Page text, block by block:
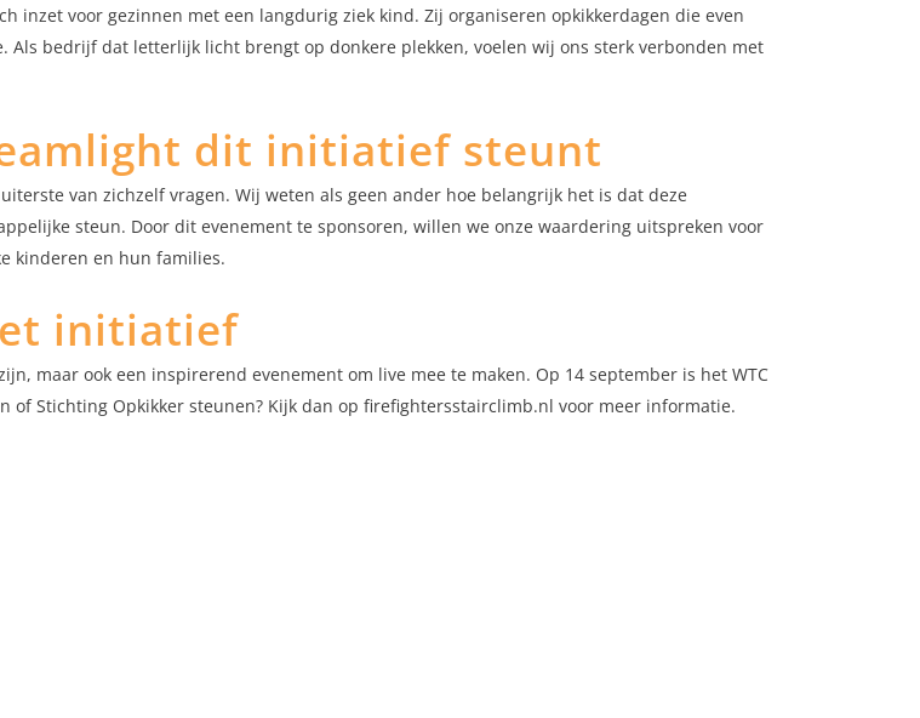
inzet voor gezinnen met een langdurig ziek kind. Zij organiseren opkikkerdagen die even
bedrijf dat letterlijk licht brengt op donkere plekken, voelen wij ons sterk verbonden met
dit initiatief steunt
van zichzelf vragen. Wij weten als geen ander hoe belangrijk het is dat deze
steun. Door dit evenement te sponsoren, willen we onze waardering uitspreken voor
kinderen en hun families.
initiatief
maar ook een inspirerend evenement om live mee te maken. Op 14 september is het WTC
Stichting Opkikker steunen? Kijk dan op firefightersstairclimb.nl voor meer informatie.